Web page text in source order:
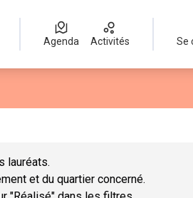
Agenda Activités
lauréats.
et du quartier concerné.